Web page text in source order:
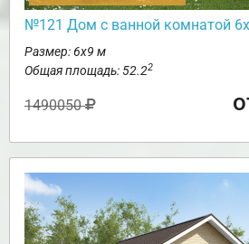
№121 Дом с ванной комнатой
Размер: 6х9 м
Общая площадь: 52.22
1490050